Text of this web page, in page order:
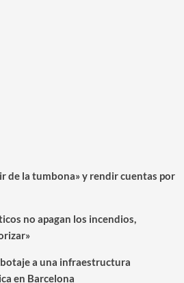
de la tumbona» y rendir cuentas por
no apagan los incendios,
a una infraestructura
en Barcelona